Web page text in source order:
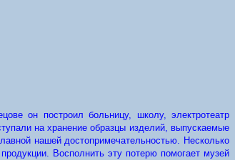
он построил больницу, школу, электротеатр
на хранение образцы изделий, выпускаемые
нашей достопримечательностью. Несколько
Восполнить эту потерю помогает музей